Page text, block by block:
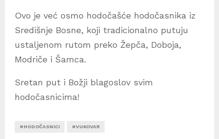
Ovo je već osmo hodočašće hodočasnika iz
Središnje Bosne, koji tradicionalno putuju
ustaljenom rutom preko Žepča, Doboja,
Modriče i Šamca.
Sretan put i Božji blagoslov svim
hodočasnicima!
#HODOČASNICI #VUKOVAR